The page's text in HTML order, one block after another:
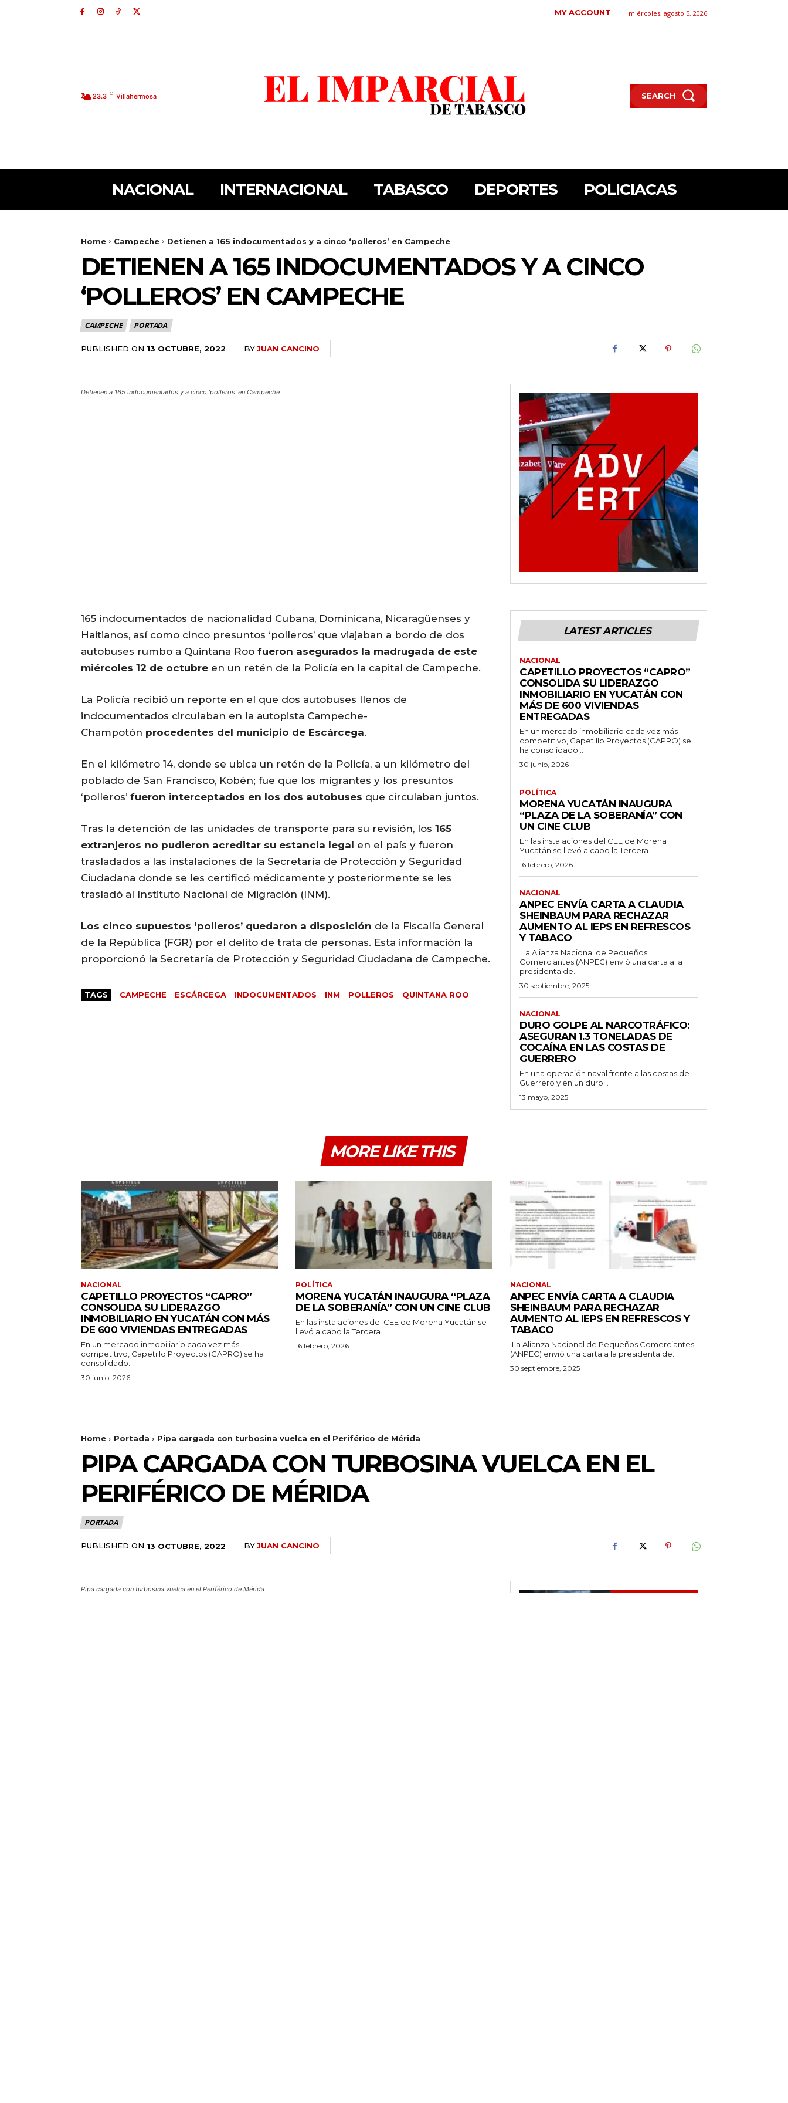
MY ACCOUNT miércoles, agosto 5, 2026
23.3 C Villahermosa SEARCH
NACIONAL INTERNACIONAL TABASCO DEPORTES POLICIACAS
Home Campeche Detienen a 165 indocumentados y a cinco ‘polleros’ en Campeche
DETIENEN A 165 INDOCUMENTADOS Y A CINCO
‘POLLEROS’ EN CAMPECHE
CAMPECHE PORTADA
PUBLISHED ON 13 OCTUBRE, 2022 BYJUAN CANCINO
Detienen a 165 indocumentados y a cinco ‘polleros’ en Campeche
165 indocumentados de nacionalidad Cubana, Dominicana, Nicaragüenses y
Haitianos, así como cinco presuntos ‘polleros’ que viajaban a bordo de dos
autobuses rumbo a Quintana Roo fueron asegurados la madrugada de este
miércoles 12 de octubre en un retén de la Policía en la capital de Campeche.
La Policía recibió un reporte en el que dos autobuses llenos de
indocumentados circulaban en la autopista Campeche-
Champotón procedentes del municipio de Escárcega.
En el kilómetro 14, donde se ubica un retén de la Policía, a un kilómetro del
poblado de San Francisco, Kobén; fue que los migrantes y los presuntos
‘polleros’ fueron interceptados en los dos autobuses que circulaban juntos.
Tras la detención de las unidades de transporte para su revisión, los 165
extranjeros no pudieron acreditar su estancia legal en el país y fueron
trasladados a las instalaciones de la Secretaría de Protección y Seguridad
Ciudadana donde se les certificó médicamente y posteriormente se les
trasladó al Instituto Nacional de Migración (INM).
Los cinco supuestos ‘polleros’ quedaron a disposición de la Fiscalía General
de la República (FGR) por el delito de trata de personas. Esta información la
proporcionó la Secretaría de Protección y Seguridad Ciudadana de Campeche.
TAGS CAMPECHE ESCÁRCEGA INDOCUMENTADOS INM POLLEROS QUINTANA ROO
LATEST ARTICLES
NACIONAL
CAPETILLO PROYECTOS “CAPRO”
CONSOLIDA SU LIDERAZGO
INMOBILIARIO EN YUCATÁN CON
MÁS DE 600 VIVIENDAS
ENTREGADAS
En un mercado inmobiliario cada vez más
competitivo, Capetillo Proyectos (CAPRO) se
ha consolidado...
30 junio, 2026
POLÍTICA
MORENA YUCATÁN INAUGURA
“PLAZA DE LA SOBERANÍA” CON
UN CINE CLUB
En las instalaciones del CEE de Morena
Yucatán se llevó a cabo la Tercera...
16 febrero, 2026
NACIONAL
ANPEC ENVÍA CARTA A CLAUDIA
SHEINBAUM PARA RECHAZAR
AUMENTO AL IEPS EN REFRESCOS
Y TABACO
La Alianza Nacional de Pequeños
Comerciantes (ANPEC) envió una carta a la
presidenta de...
30 septiembre, 2025
NACIONAL
DURO GOLPE AL NARCOTRÁFICO:
ASEGURAN 1.3 TONELADAS DE
COCAÍNA EN LAS COSTAS DE
GUERRERO
En una operación naval frente a las costas de
Guerrero y en un duro...
13 mayo, 2025
MORE LIKE THIS
NACIONAL
CAPETILLO PROYECTOS “CAPRO”
CONSOLIDA SU LIDERAZGO
INMOBILIARIO EN YUCATÁN CON MÁS
DE 600 VIVIENDAS ENTREGADAS
En un mercado inmobiliario cada vez más
competitivo, Capetillo Proyectos (CAPRO) se ha
consolidado...
30 junio, 2026
POLÍTICA
MORENA YUCATÁN INAUGURA “PLAZA
DE LA SOBERANÍA” CON UN CINE CLUB
En las instalaciones del CEE de Morena Yucatán se
llevó a cabo la Tercera...
16 febrero, 2026
NACIONAL
ANPEC ENVÍA CARTA A CLAUDIA
SHEINBAUM PARA RECHAZAR
AUMENTO AL IEPS EN REFRESCOS Y
TABACO
La Alianza Nacional de Pequeños Comerciantes
(ANPEC) envió una carta a la presidenta de...
30 septiembre, 2025